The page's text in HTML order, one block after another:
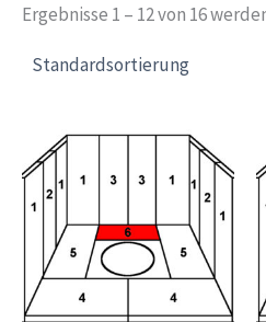
Ergebnisse 1 – 12 von 16